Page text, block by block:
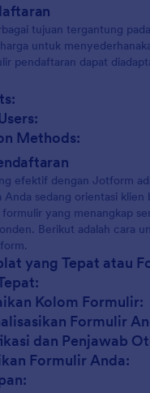
tujuan tergantung
untuk
pendaftaran dapat
Methods:
efektif dengan Jotform
sedang orientasi
yang menangkap
Berikut adalah cara
yang Tepat atau
Kolom Formulir:
Formulir
dan Penjawab
Formulir Anda: